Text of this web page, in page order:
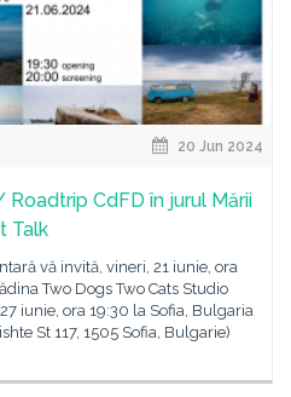
20 Jun 2024
CdFD în jurul Mării
Talk
vă invită, vineri, 21 iunie, ora
Two Dogs Two Cats Studio
iunie, ora 19:30 la Sofia, Bulgaria
St 117, 1505 Sofia, Bulgarie)